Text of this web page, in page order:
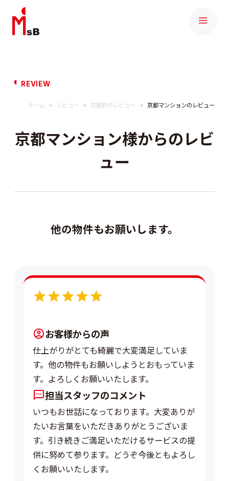
REVIEW
ホーム レビュー 京都府のレビュー 京都マンションのレビュー
京都マンション様からのレビ
ュー
他の物件もお願いします。
5.0
お客様からの声
仕上がりがとても綺麗で大変満足していま
す。他の物件もお願いしようとおもっていま
す。よろしくお願いいたします。
担当スタッフのコメント
いつもお世話になっております。大変ありが
たいお言葉をいただきありがとうございま
す。引き続きご満足いただけるサービスの提
供に努めて参ります。どうぞ今後ともよろし
くお願いいたします。